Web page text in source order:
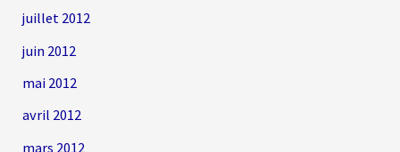
juillet 2012
juin 2012
mai 2012
avril 2012
mars 2012